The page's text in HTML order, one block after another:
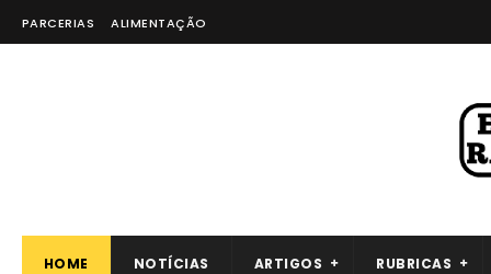
PARCERIAS ALIMENTAÇÃO
HOME NOTÍCIAS ARTIGOS RUBRICAS